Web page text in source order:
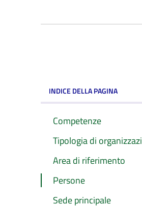
INDICE DELLA PAGINA
Competenze
Tipologia di
Area di riferimento
Persone
Sede principale